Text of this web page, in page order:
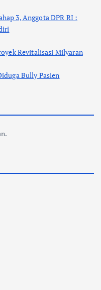
3, Anggota DPR RI :
Revitalisasi Milyaran
Bully Pasien